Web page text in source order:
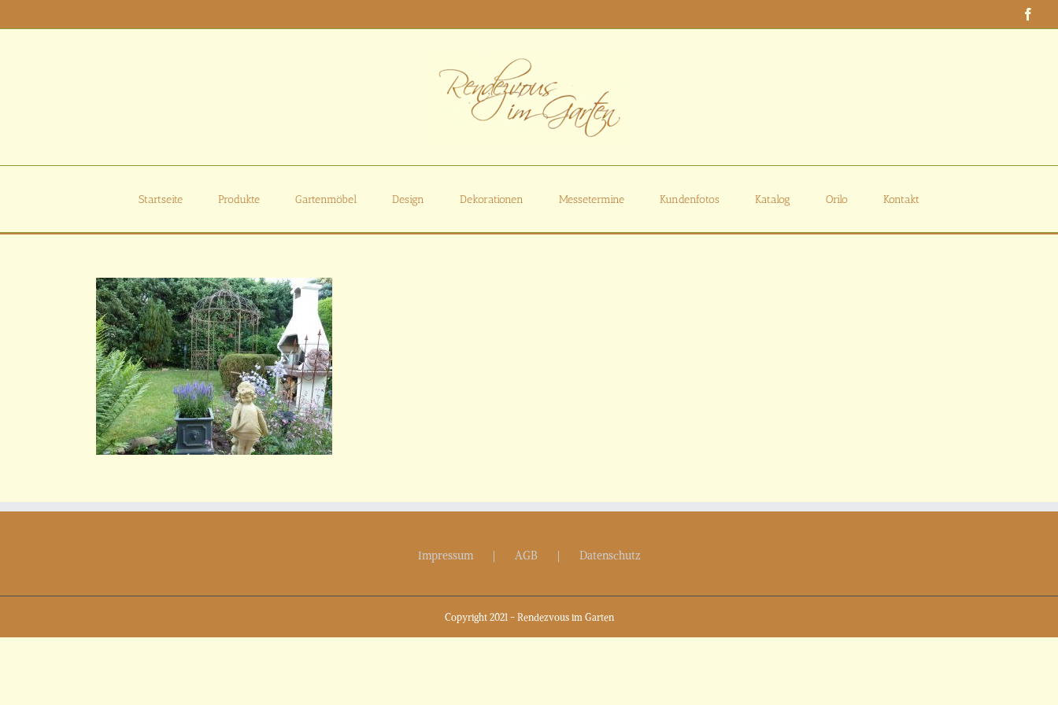
Inhalt
Startseite Produkte Gartenmöbel Design Dekorationen Messetermine Kundenfotos Katalog Orilo Kontakt
Impressum AGB Datenschutz
Copyright 2021 - Rendezvous im Garten